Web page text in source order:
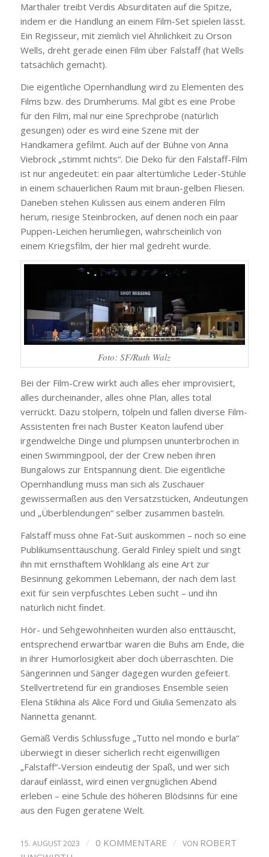
Marthaler treibt Verdis Absurditäten auf die Spitze,
indem er die Handlung an einem Film-Set spielen lässt.
Ein Regisseur, mit ziemlich viel Ähnlichkeit zu Orson
Wells, dreht gerade einen Film über Falstaff (hat Wells
tatsächlich gemacht).
Die eigentliche Opernhandlung wird zu Elementen des
Films bzw. des Drumherums. Mal gibt es eine Probe
für den Film, mal nur eine Sprechprobe (natürlich
gesungen) oder es wird eine Szene mit der
Handkamera gefilmt. Auch auf der Bühne von Anna
Viebrock „stimmt nichts“. Die Deko für den Falstaff-Film
ist nur angedeutet: ein paar altertümliche Leder-Stühle
in einem schauerlichen Raum mit braun-gelben Fliesen.
Daneben stehen Kulissen aus einem anderen Film
herum, riesige Steinbrocken, auf denen noch ein paar
Puppen-Leichen herumliegen, wahrscheinlich von
einem Kriegsfilm, der hier mal gedreht wurde.
Foto: SF/Ruth Walz
Bei der Film-Crew wirkt auch alles eher improvisiert,
alles durcheinander, alles ohne Plan, alles total
verrückt. Dazu stolpern, tölpeln und fallen diverse Film-
Assistenten frei nach Buster Keaton laufend über
irgendwelche Dinge und plumpsen ununterbrochen in
einen Swimmingpool, der der Crew neben ihren
Bungalows zur Entspannung dient. Die eigentliche
Opernhandlung muss man sich als Zuschauer
gewissermaßen aus den Versatzstücken, Andeutungen
und „Überblendungen“ selber zusammen basteln.
Falstaff muss ohne Fat-Suit auskommen – noch so eine
Publikumsenttäuschung. Gerald Finley spielt und singt
ihn mit ernsthaftem Wohlklang als eine Art zur
Besinnung gekommen Lebemann, der nach dem last
exit für sein verpfuschtes Leben sucht – und ihn
natürlich nicht findet.
Hör- und Sehgewohnheiten wurden also enttäuscht,
entsprechend erwartbar waren die Buhs am Ende, die
in ihrer Humorlosigkeit aber doch überraschten. Die
Sängerinnen und Sänger dagegen wurden gefeiert.
Stellvertretend für ein grandioses Ensemble seien
Elena Stikhina als Alice Ford und Giulia Semenzato als
Nannetta genannt.
Gemäß Verdis Schlussfuge „Tutto nel mondo e burla“
überwiegt in dieser sicherlich recht eigenwilligen
„Falstaff“-Version eindeutig der Spaß, und wer sich
darauf einlässt, wird einen vergnüglichen Abend
erleben – eine Schule des höheren Blödsinns für eine
aus den Fugen geratene Welt.
15. AUGUST 2023 / 0 KOMMENTARE / VON ROBERT